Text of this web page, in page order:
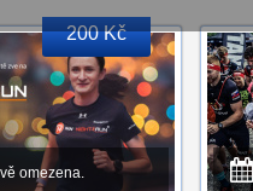
200 Kč
omezena.